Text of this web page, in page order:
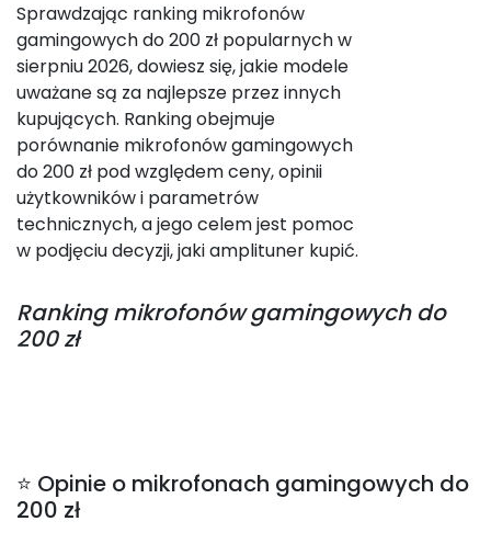
Sprawdzając ranking mikrofonów
gamingowych do 200 zł popularnych w
sierpniu 2026, dowiesz się, jakie modele
uważane są za najlepsze przez innych
kupujących. Ranking obejmuje
porównanie mikrofonów gamingowych
do 200 zł pod względem ceny, opinii
użytkowników i parametrów
technicznych, a jego celem jest pomoc
w podjęciu decyzji, jaki amplituner kupić.
Rankingmikrofonów gamingowych do
200 zł
⭐ Opinie o mikrofonach gamingowych do
200 zł